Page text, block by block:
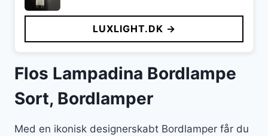
LUXLIGHT.DK →
Flos Lampadina Bordlampe
Sort, Bordlamper
Med en ikonisk designerskabt Bordlamper får du